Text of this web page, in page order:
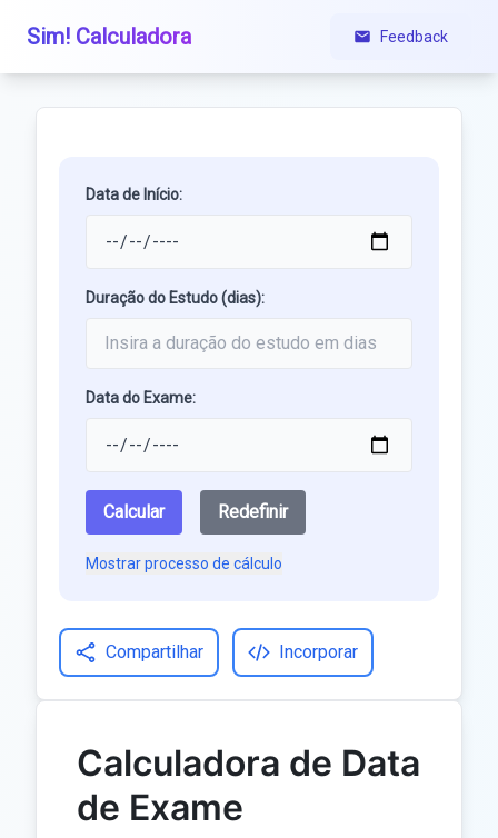
Sim! Calculadora Feedback
Data de Início:
Duração do Estudo (dias):
Data do Exame:
Calcular Redefinir
Mostrar processo de cálculo
Compartilhar Incorporar
Calculadora de Data
de Exame